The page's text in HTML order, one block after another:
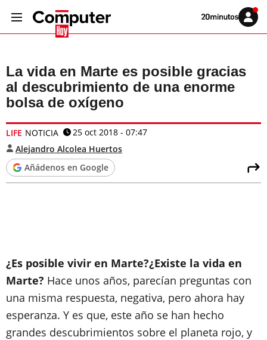
Volver
Iniciar
sesión
La vida en Marte es posible gracias
al descubrimiento de una enorme
bolsa de oxígeno
LIFE NOTICIA
25 oct 2018 - 07:47
Alejandro Alcolea Huertos
Añádenos en Google
¿Es posible vivir en Marte?¿Existe la vida en
Marte? Hace unos años, parecían preguntas con
una misma respuesta, negativa, pero ahora hay
esperanza. Y es que, este año se han hecho
grandes descubrimientos sobre el planeta rojo, y